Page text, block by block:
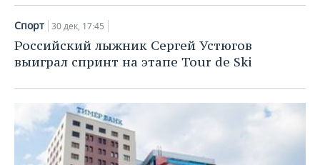
Спорт 30 дек, 17:45
Российский лыжник Сергей Устюгов
выиграл спринт на этапе Tour de Ski